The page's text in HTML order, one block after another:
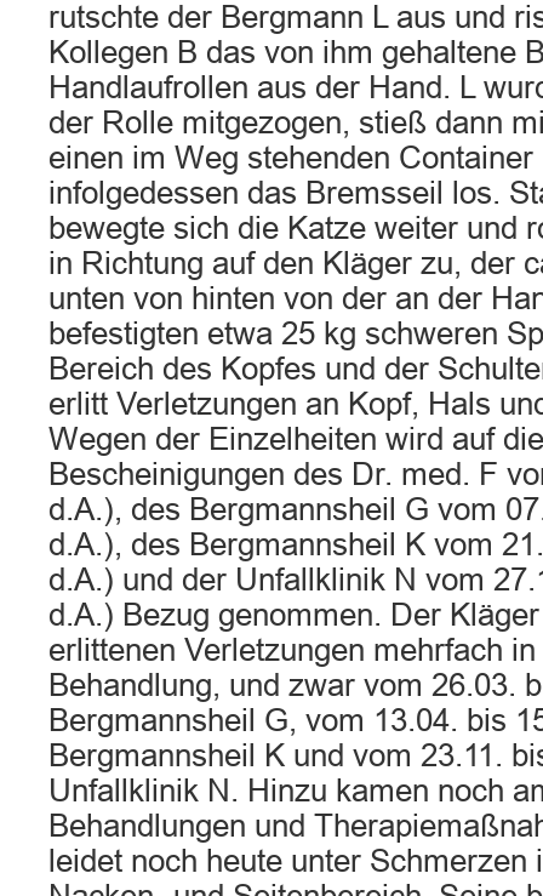
rutschte der Bergmann L aus und
Kollegen B das von ihm gehaltene
Handlaufrollen aus der Hand. L
der Rolle mitgezogen, stieß dann
einen im Weg stehenden
infolgedessen das Bremsseil los.
bewegte sich die Katze weiter und
in Richtung auf den Kläger zu, der
unten von hinten von der an der
befestigten etwa 25 kg schweren
Bereich des Kopfes und der
erlitt Verletzungen an Kopf, Hals
Wegen der Einzelheiten wird auf
Bescheinigungen des Dr. med. F
d.A.), des Bergmannsheil G vom
d.A.), des Bergmannsheil K vom
d.A.) und der Unfallklinik N vom
d.A.) Bezug genommen. Der
erlittenen Verletzungen mehrfach
Behandlung, und zwar vom 26.03.
Bergmannsheil G, vom 13.04. bis
Bergmannsheil K und vom 23.11.
Unfallklinik N. Hinzu kamen noch
Behandlungen und
leidet noch heute unter Schmerzen